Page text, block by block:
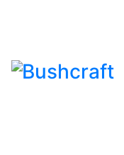
Bushcraft